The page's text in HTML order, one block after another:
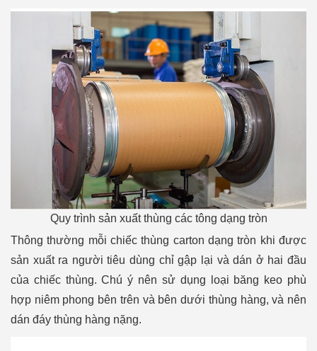
Quy trình sản xuất thùng các tông dạng tròn
Thông thường mỗi chiếcthùng carton dạng tròn khi được
sản xuất ra người tiêu dùng chỉ gập lại và dán ở hai đầu
của chiếc thùng. Chú ý nên sử dụng loại băng keo phù
hợp niêm phong bên trên và bên dưới thùng hàng, và nên
dán đáy thùng hàng nặng.